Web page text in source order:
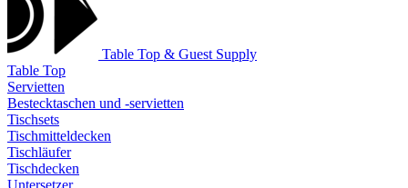
Table Top & Guest Supply
Table Top
Servietten
Bestecktaschen und -servietten
Tischsets
Tischmitteldecken
Tischläufer
Tischdecken